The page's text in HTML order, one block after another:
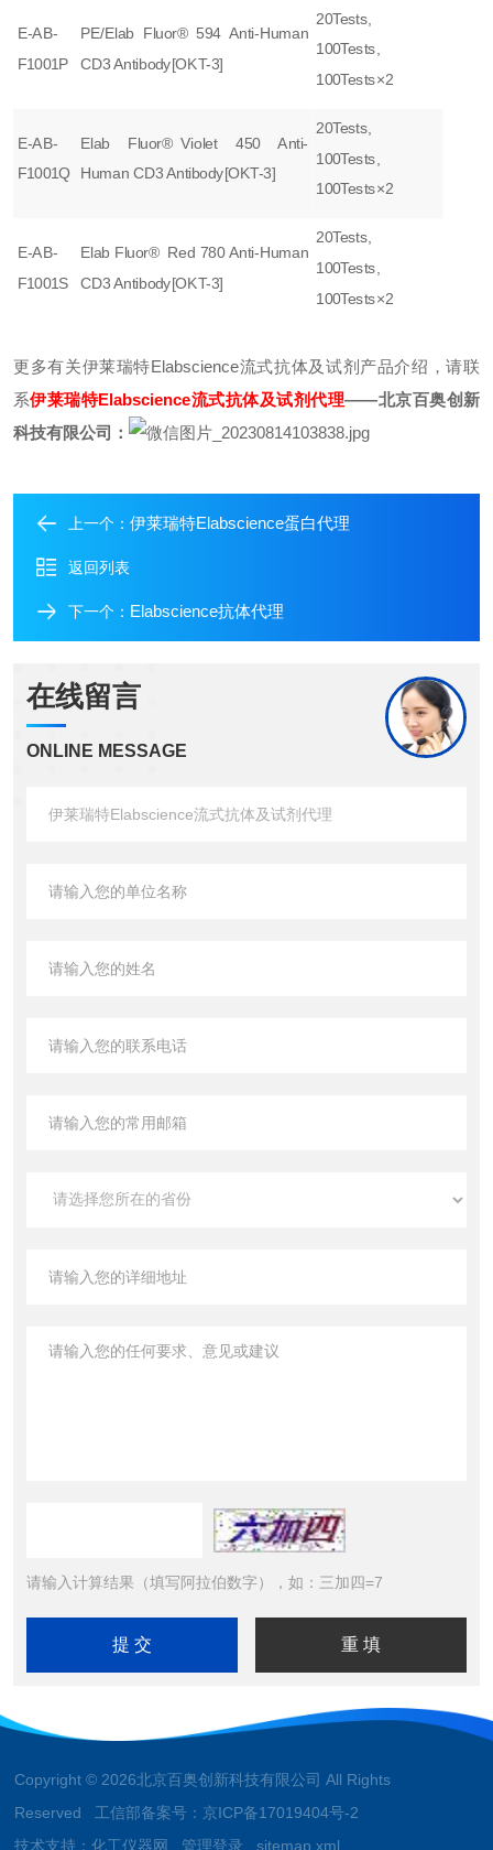
E-AB-
F1001P
PE/Elab Fluor® 594 Anti-Human
CD3 Antibody[OKT-3]
20Tests,
100Tests,
100Tests×2
E-AB-
F1001Q
Elab Fluor® Violet 450 Anti-
Human CD3 Antibody[OKT-3]
20Tests,
100Tests,
100Tests×2
E-AB-
F1001S
Elab Fluor® Red 780 Anti-Human
CD3 Antibody[OKT-3]
20Tests,
100Tests,
100Tests×2
更多有关伊莱瑞特Elabscience流式抗体及试剂产品介绍，请联
系伊莱瑞特Elabscience流式抗体及试剂代理——北京百奥创新
科技有限公司：
上一个： 伊莱瑞特Elabscience蛋白代理
返回列表
下一个： Elabscience抗体代理
在线留言
ONLINE MESSAGE
请输入计算结果（填写阿拉伯数字），如：三加四=7
Copyright © 2026北京百奥创新科技有限公司 All Rights
Reserved 工信部备案号： 京ICP备17019404号-2
技术支持：化工仪器网 管理登录 sitemap.xml